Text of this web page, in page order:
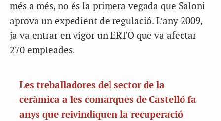
més a més, no és la primera vegada que Saloni
aprova un expedient de regulació. L’any 2009,
ja va entrar en vigor un ERTO que va afectar
270 empleades.
Les treballadores del sector de la
ceràmica a les comarques de Castelló fa
anys que reivindiquen la recuperació